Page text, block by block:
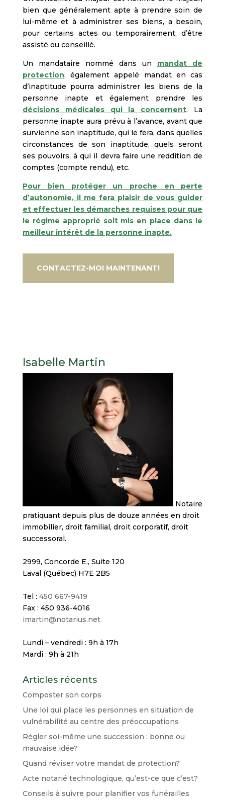
bien que généralement apte à prendre soin de
lui-même et à administrer ses biens, a besoin,
pour certains actes ou temporairement, d’être
assisté ou conseillé.
Un mandataire nommé dans un mandat de
protection, également appelé mandat en cas
d’inaptitude pourra administrer les biens de la
personne inapte et également prendre les
décisions médicales qui la concernent. La
personne inapte aura prévu à l’avance, avant que
survienne son inaptitude, qui le fera, dans quelles
circonstances de son inaptitude, quels seront
ses pouvoirs, à qui il devra faire une reddition de
comptes (compte rendu), etc.
Pour bien protéger un proche en perte
d’autonomie, il me fera plaisir de vous guider
et effectuer les démarches requises pour que
le régime approprié soit mis en place dans le
meilleur intérêt de la personne inapte.
CONTACTEZ-MOI MAINTENANT!
Isabelle Martin
Notaire
pratiquant depuis plus de douze années en droit
immobilier, droit familial, droit corporatif, droit
successoral.
2999, Concorde E., Suite 120
Laval (Québec) H7E 2B5
Tel : 450 667-9419
Fax : 450 936-4016
imartin@notarius.net
Lundi – vendredi : 9h à 17h
Mardi : 9h à 21h
Articles récents
Composter son corps
Une loi qui place les personnes en situation de
vulnérabilité au centre des préoccupations
Régler soi-même une succession : bonne ou
mauvaise idée?
Quand réviser votre mandat de protection?
Acte notarié technologique, qu’est-ce que c’est?
Conseils à suivre pour planifier vos funérailles